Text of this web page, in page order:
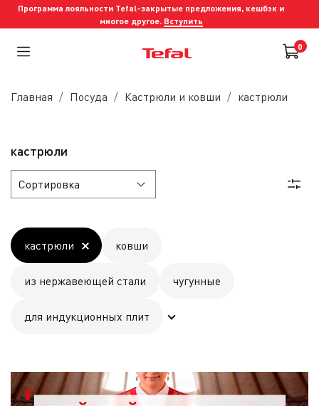
Программа лояльности Tefal-закрытые предложения, кешбэк и
многое другое. Вступить
0
Главная Посуда Кастрюли и ковши кастрюли
кастрюли
кастрюли ковши
из нержавеющей стали чугунные
для индукционных плит